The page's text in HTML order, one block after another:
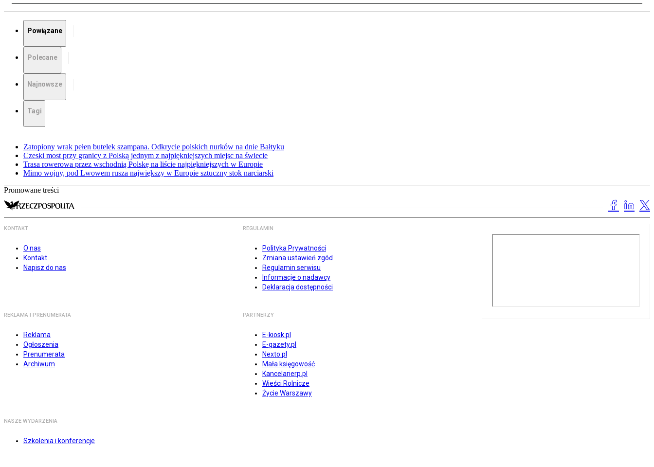
Powiązane
Polecane
Najnowsze
Tagi
Zatopiony wrak pełen butelek szampana. Odkrycie polskich nurków na dnie Bałtyku
Czeski most przy granicy z Polską jednym z najpiękniejszych miejsc na świecie
Trasa rowerowa przez wschodnią Polskę na liście najpiękniejszych w Europie
Mimo wojny, pod Lwowem rusza największy w Europie sztuczny stok narciarski
Promowane treści
KONTAKT
O nas
Kontakt
Napisz do nas
REGULAMIN
Polityka Prywatności
Zmiana ustawień zgód
Regulamin serwisu
Informacje o nadawcy
Deklaracja dostępności
REKLAMA I PRENUMERATA
Reklama
Ogłoszenia
Prenumerata
Archiwum
PARTNERZY
E-kiosk.pl
E-gazety.pl
Nexto.pl
Mała księgowość
Kancelarierp.pl
Wieści Rolnicze
Życie Warszawy
NASZE WYDARZENIA
Szkolenia i konferencje